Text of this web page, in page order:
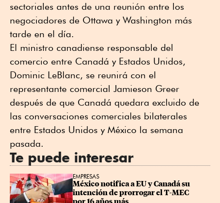
sectoriales antes de una reunión entre los
negociadores de Ottawa y Washington más
tarde en el día.
El ministro canadiense responsable del
comercio entre Canadá y Estados Unidos,
Dominic LeBlanc, se reunirá con el
representante comercial Jamieson Greer
después de que Canadá quedara excluido de
las conversaciones comerciales bilaterales
entre Estados Unidos y México la semana
pasada.
Te puede interesar
EMPRESAS
México notifica a EU y Canadá su
intención de prorrogar el T-MEC